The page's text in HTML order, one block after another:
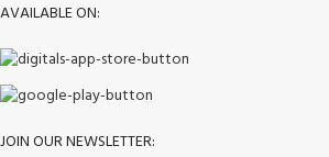
AVAILABLE ON:
JOIN OUR NEWSLETTER: